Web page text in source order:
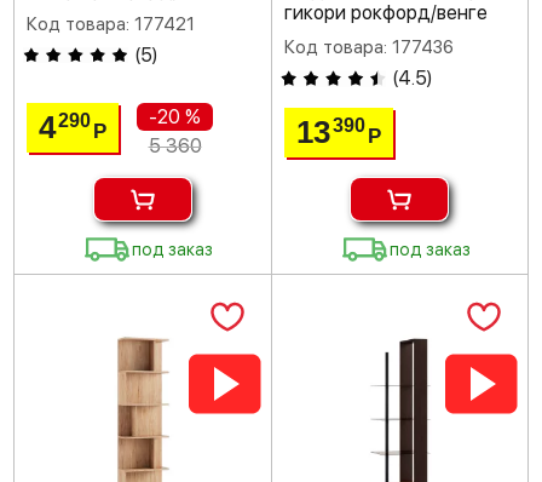
Код товара: 177421
(5)
4290Р
-20 %
5 360
под заказ
гикори рокфорд/венге
Код товара: 177436
(4.5)
13390 Р
под заказ